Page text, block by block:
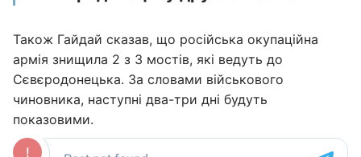
Також Гайдай сказав, що російська окупаційна
армія знищила 2 з 3 мостів, які ведуть до
Сєвєродонецька. За словами військового
чиновника, наступні два-три дні будуть
показовими.